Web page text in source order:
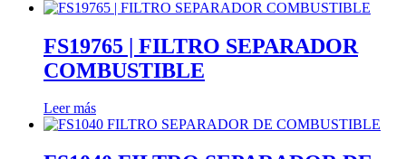
FS19765 | FILTRO SEPARADOR
COMBUSTIBLE
Leer más